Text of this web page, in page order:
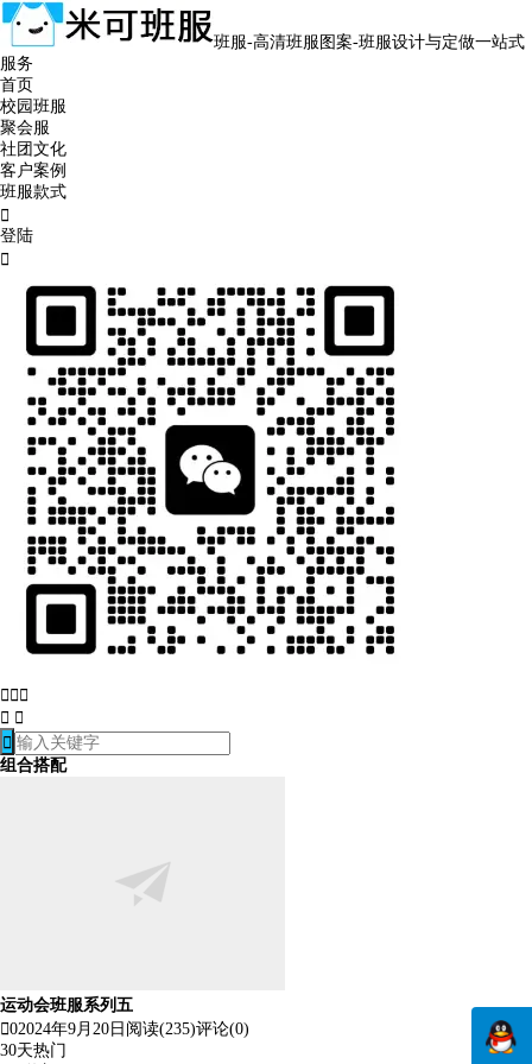
班服-高清班服图案-班服设计与定做一站式
服务
首页
校园班服
聚会服
社团文化
客户案例
班服款式

登陆

  
 

组合搭配
运动会班服系列五
02024年9月20日 阅读(235)评论(0)
30天热门